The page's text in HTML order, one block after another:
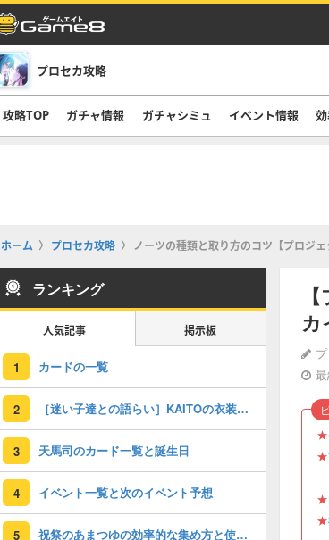
プロセカ攻略
攻略TOP ガチャ情報 ガチャシミュ イベント情報
ホーム プロセカ攻略 ノーツの種類と取り方のコツ【プロジェ
カ
★
★
★
★
ランキング
人気記事 掲示板
1 カードの一覧
2 ［迷い子達との語らい］KAITOの衣装とスキル
3 天馬司のカード一覧と誕生日
4 イベント一覧と次のイベント予想
5 祝祭のあまつゆの効率的な集め方と使い道